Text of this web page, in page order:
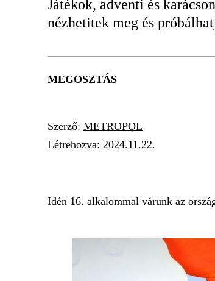
Játékok, adventi és
nézhetitek meg és
MEGOSZTÁS
Szerző: METROPOL
Létrehozva: 2024.11.22.
Idén 16. alkalommal várunk az